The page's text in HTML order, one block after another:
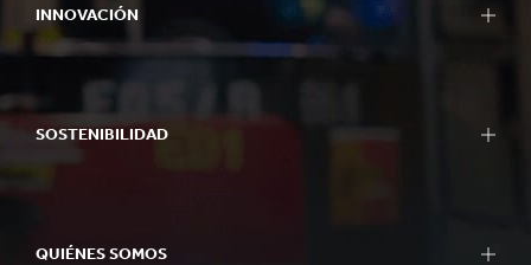
INNOVACIÓN
SOSTENIBILIDAD
QUIÉNES SOMOS